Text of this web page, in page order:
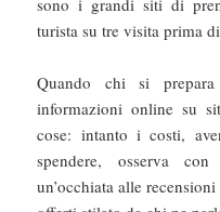
sono i grandi siti di
turista su tre visita prima
Quando chi si
informazioni online su
cose: intanto i costi,
spendere, osserva
un’occhiata alle